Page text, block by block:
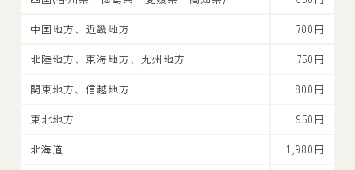
中国地方、近畿地方
700円
北陸地方、東海地方、九州地方
750円
関東地方、信越地方
800円
東北地方
950円
北海道
1,980円